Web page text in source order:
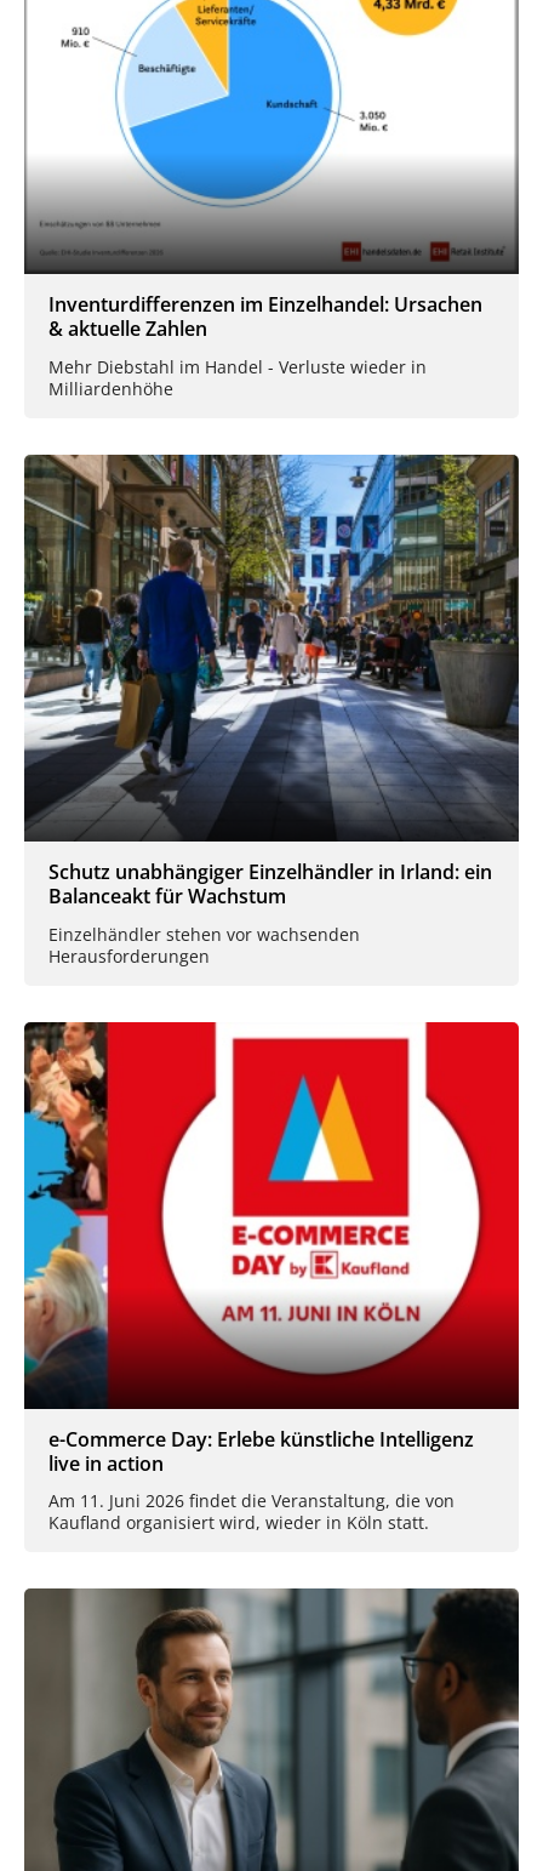
Inventurdifferenzen im Einzelhandel: Ursachen
& aktuelle Zahlen
Mehr Diebstahl im Handel - Verluste wieder in
Milliardenhöhe
Schutz unabhängiger Einzelhändler in Irland: ein
Balanceakt für Wachstum
Einzelhändler stehen vor wachsenden
Herausforderungen
e-Commerce Day: Erlebe künstliche Intelligenz
live in action
Am 11. Juni 2026 findet die Veranstaltung, die von
Kaufland organisiert wird, wieder in Köln statt.